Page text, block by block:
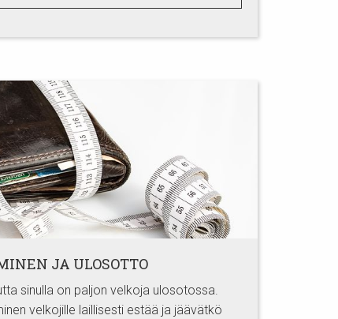
JA ULOSOTTO
sinulla on paljon velkoja ulosotossa.
velkojille laillisesti estää ja jäävätkö